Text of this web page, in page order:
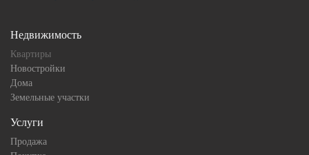
Недвижимость
Квартиры
Новостройки
Дома
Земельные участки
Услуги
Продажа